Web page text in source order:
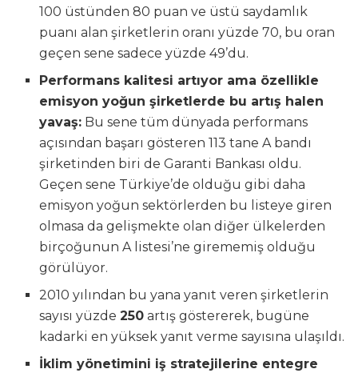
100 üstünden 80 puan ve üstü saydamlık
puanı alan şirketlerin oranı yüzde 70, bu oran
geçen sene sadece yüzde 49’du.
Performans kalitesi artıyor ama özellikle
emisyon yoğun şirketlerde bu artış halen
yavaş: Bu sene tüm dünyada performans
açısından başarı gösteren 113 tane A bandı
şirketinden biri de Garanti Bankası oldu.
Geçen sene Türkiye’de olduğu gibi daha
emisyon yoğun sektörlerden bu listeye giren
olmasa da gelişmekte olan diğer ülkelerden
birçoğunun A listesi’ne girememiş olduğu
görülüyor.
2010 yılından bu yana yanıt veren şirketlerin
sayısı yüzde250 artış göstererek, bugüne
kadarki en yüksek yanıt verme sayısına ulaşıldı.
İklim yönetimini iş stratejilerine entegre